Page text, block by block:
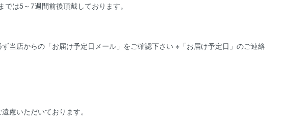
は5～7週間前後頂戴しております。
当店からの「お届け予定日メール」をご確認下さい ※「お届け予定日」のご連絡
慮いただいております。